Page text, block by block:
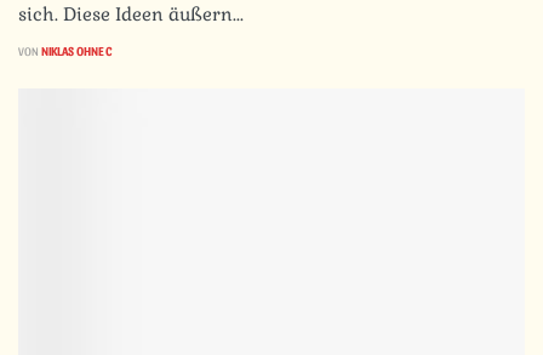
sich. Diese Ideen äußern...
VON NIKLAS OHNE C